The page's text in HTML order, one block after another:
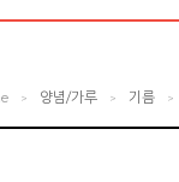
> 양념/가루 > 기름 >